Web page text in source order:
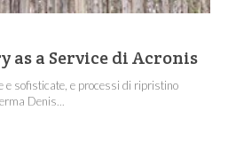
as a Service di Acronis
e sofisticate, e processi di ripristino
Denis...